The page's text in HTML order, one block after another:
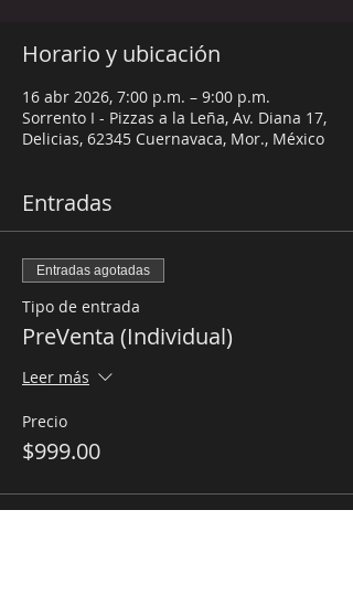
Horario y ubicación
16 abr 2026, 7:00 p.m. – 9:00 p.m.
Sorrento I - Pizzas a la Leña, Av. Diana 17,
Delicias, 62345 Cuernavaca, Mor., México
Entradas
Entradas agotadas
Tipo de entrada
PreVenta (Individual)
Leer más
Precio
$999.00